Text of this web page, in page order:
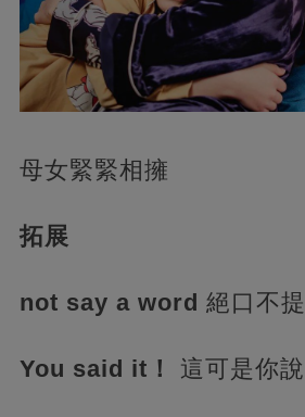
母女緊緊相擁
拓展
not say a word 絕口不提
You said it！ 這可是你說